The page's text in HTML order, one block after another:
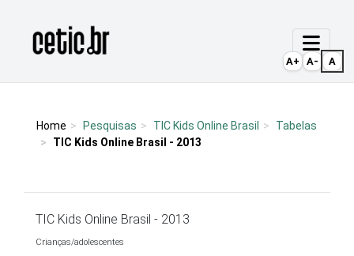
Página inicial
Home Pesquisas TIC Kids Online Brasil
Tabelas
TIC Kids Online Brasil - 2013
TIC Kids Online Brasil - 2013
Crianças/adolescentes
A+ A- A